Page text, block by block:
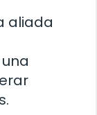
aliada